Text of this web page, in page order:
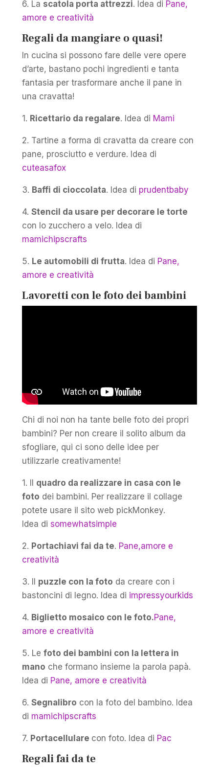
6. La scatola porta attrezzi. Idea di Pane,
amore e creatività
Regali da mangiare o quasi!
In cucina si possono fare delle vere opere
d’arte, bastano pochi ingredienti e tanta
fantasia per trasformare anche il pane in
una cravatta!
1. Ricettario da regalare. Idea di Mami
2. Tartine a forma di cravatta da creare con
pane, prosciutto e verdure. Idea di
cuteasafox
3. Baffi di cioccolata. Idea di prudentbaby
4. Stencil da usare per decorare le torte
con lo zucchero a velo. Idea di
mamichipscrafts
5. Le automobili di frutta. Idea di Pane,
amore e creatività
Lavoretti con le foto dei bambini
Chi di noi non ha tante belle foto dei propri
bambini? Per non creare il solito album da
sfogliare, qui ci sono delle idee per
utilizzarle creativamente!
1. Il quadro da realizzare in casa con le
foto dei bambini. Per realizzare il collage
potete usare il sito web pickMonkey.
Idea di somewhatsimple
2. Portachiavi fai da te. Pane,amore e
creatività
3. Il puzzle con la foto da creare con i
bastoncini di legno. Idea di impressyourkids
4. Biglietto mosaico con le foto.Pane,
amore e creatività
5. Le foto dei bambini con la lettera in
mano che formano insieme la parola papà.
Idea di Pane, amore e creatività
6. Segnalibro con la foto del bambino. Idea
di mamichipscrafts
7. Portacellulare con foto. Idea di Pac
Regali fai da te